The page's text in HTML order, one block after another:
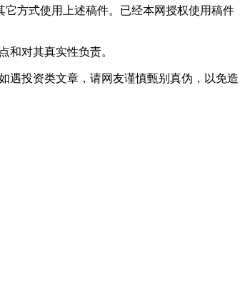
它方式使用上述稿件。已经本网授权使用稿件
和对其真实性负责。
遇投资类文章，请网友谨慎甄别真伪，以免造